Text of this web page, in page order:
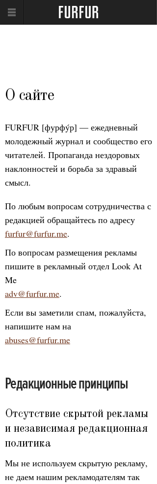
О сайте
FURFUR [фурфýр] — ежедневный
молодежный журнал и сообщество его
читателей. Пропаганда нездоровых
наклонностей и борьба за здравый
смысл.
По любым вопросам сотрудничества с
редакцией обращайтесь по адресу
furfur@furfur.me.
По вопросам размещения рекламы
пишите в рекламный отдел Look At
Me
adv@furfur.me.
Если вы заметили спам, пожалуйста,
напишите нам на
abuses@furfur.me
Редакционные принципы
Отсутствие скрытой рекламы
и независимая редакционная
политика
Мы не используем скрытую рекламу,
не даем нашим рекламодателям так